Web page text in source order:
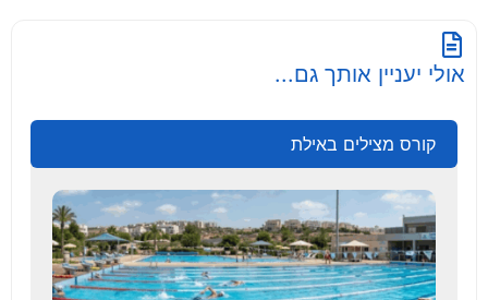
אולי יעניין אותך גם...
קורס מצילים באילת